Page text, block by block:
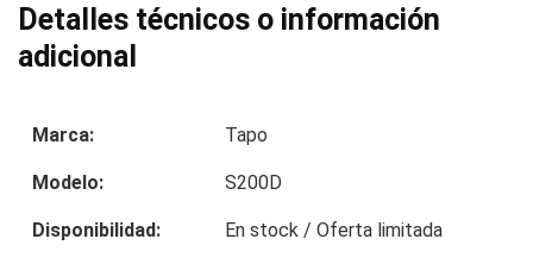
Detalles técnicos o información
adicional
Marca: Tapo
Modelo: S200D
Disponibilidad: En stock / Oferta limitada